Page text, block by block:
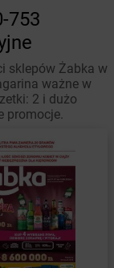
753
sklepów Żabka w
ważne w
2 i dużo
promocje.